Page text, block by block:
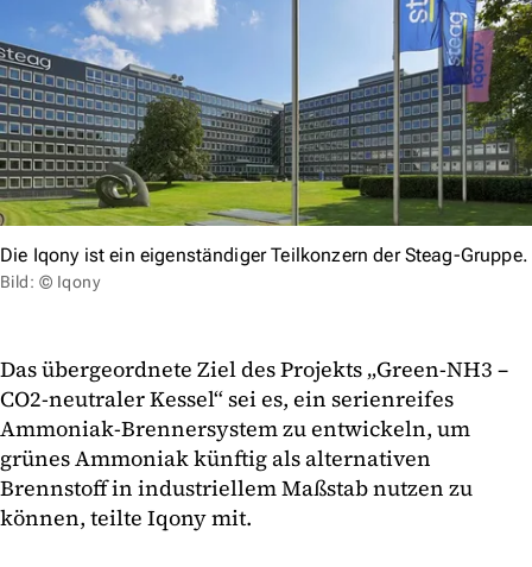
Die Iqony ist ein eigenständiger Teilkonzern der Steag-Gruppe.
Bild: © Iqony
Das übergeordnete Ziel des Projekts „Green-NH3 –
CO2-neutraler Kessel“ sei es, ein serienreifes
Ammoniak-Brennersystem zu entwickeln, um
grünes Ammoniak künftig als alternativen
Brennstoff in industriellem Maßstab nutzen zu
können, teilte Iqony mit.